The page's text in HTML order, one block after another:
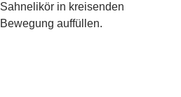
Sahnelikör in kreisenden
Bewegung auffüllen.